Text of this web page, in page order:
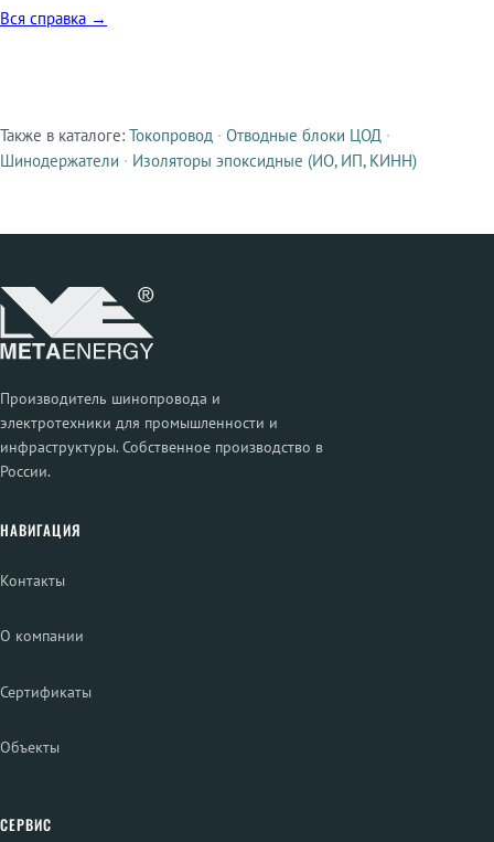
Вся справка →
Смежные продукты
Также в каталоге: Токопровод · Отводные блоки ЦОД ·
Шинодержатели · Изоляторы эпоксидные (ИО, ИП, КИНН)
Производитель шинопровода и
электротехники для промышленности и
инфраструктуры. Собственное производство в
России.
НАВИГАЦИЯ
Контакты
О компании
Сертификаты
Объекты
СЕРВИС